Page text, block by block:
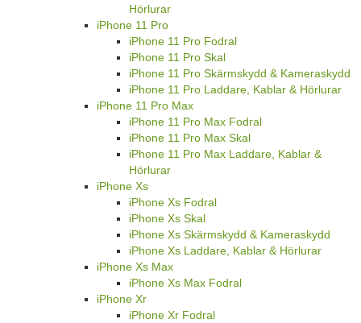
Hörlurar
iPhone 11 Pro
iPhone 11 Pro Fodral
iPhone 11 Pro Skal
iPhone 11 Pro Skärmskydd & Kameraskydd
iPhone 11 Pro Laddare, Kablar & Hörlurar
iPhone 11 Pro Max
iPhone 11 Pro Max Fodral
iPhone 11 Pro Max Skal
iPhone 11 Pro Max Laddare, Kablar &
Hörlurar
iPhone Xs
iPhone Xs Fodral
iPhone Xs Skal
iPhone Xs Skärmskydd & Kameraskydd
iPhone Xs Laddare, Kablar & Hörlurar
iPhone Xs Max
iPhone Xs Max Fodral
iPhone Xr
iPhone Xr Fodral